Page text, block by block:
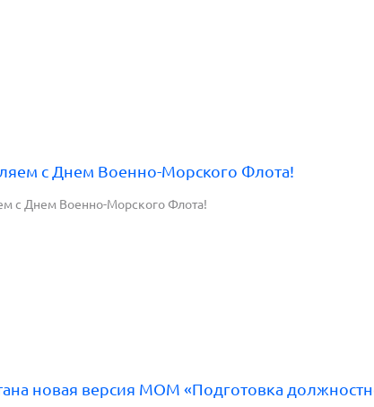
с Днем Военно-Морского Флота!
с Днем Военно-Морского Флота!
новая версия МОМ «Подготовка